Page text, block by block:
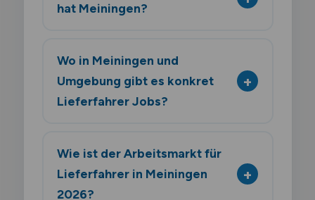
hat Meiningen?
Wo in Meiningen und
Umgebung gibt es konkret
Lieferfahrer Jobs?
Wie ist der Arbeitsmarkt für
Lieferfahrer in Meiningen
2026?